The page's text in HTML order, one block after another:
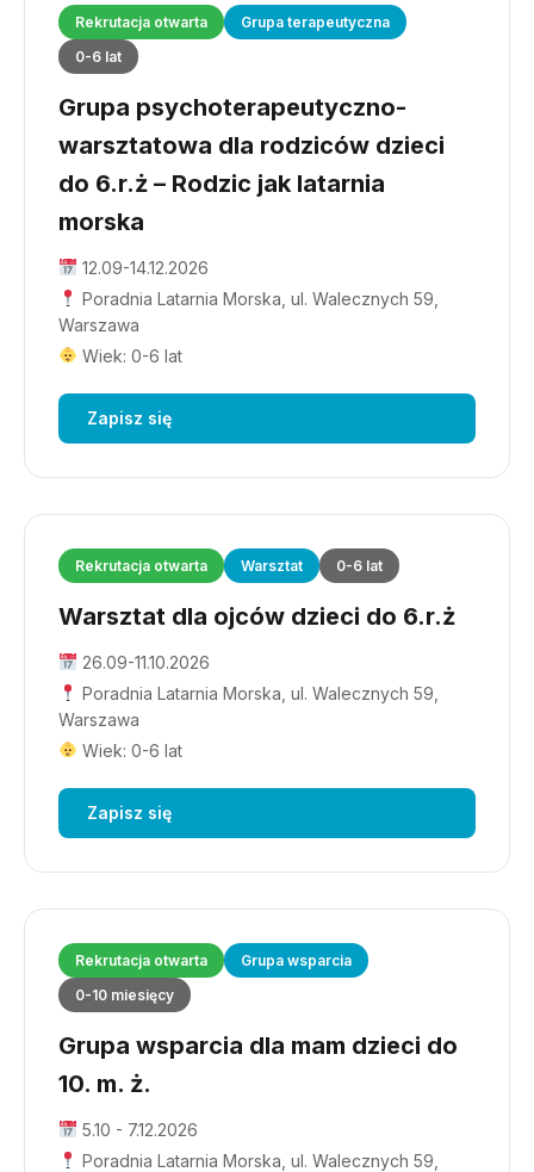
Rekrutacja otwarta
Grupa terapeutyczna
0-6 lat
Grupa psychoterapeutyczno-
warsztatowa dla rodziców dzieci
do 6.r.ż – Rodzic jak latarnia
morska
12.09-14.12.2026
Poradnia Latarnia Morska, ul. Walecznych 59,
Warszawa
Wiek: 0-6 lat
Zapisz się
Rekrutacja otwarta Warsztat 0-6 lat
Warsztat dla ojców dzieci do 6.r.ż
26.09-11.10.2026
Poradnia Latarnia Morska, ul. Walecznych 59,
Warszawa
Wiek: 0-6 lat
Zapisz się
Rekrutacja otwarta
Grupa wsparcia
0-10 miesięcy
Grupa wsparcia dla mam dzieci do
10. m. ż.
5.10 - 7.12.2026
Poradnia Latarnia Morska, ul. Walecznych 59,